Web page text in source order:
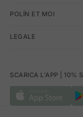
POLÍN ET MOI
LEGALE
SCARICA L'APP | 10%